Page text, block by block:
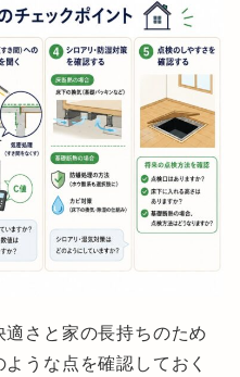
さと家の長持ちのため
うな点を確認しておく